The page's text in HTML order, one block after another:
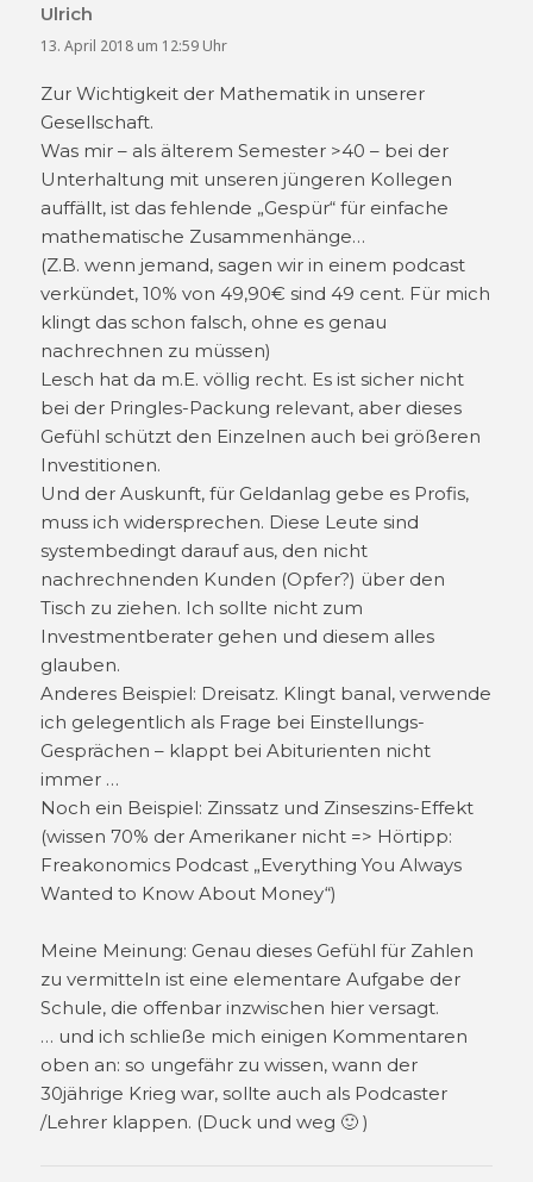
Ulrich
13. April 2018 um 12:59 Uhr
Zur Wichtigkeit der Mathematik in unserer
Gesellschaft.
Was mir – als älterem Semester >40 – bei der
Unterhaltung mit unseren jüngeren Kollegen
auffällt, ist das fehlende „Gespür“ für einfache
mathematische Zusammenhänge…
(Z.B. wenn jemand, sagen wir in einem podcast
verkündet, 10% von 49,90€ sind 49 cent. Für mich
klingt das schon falsch, ohne es genau
nachrechnen zu müssen)
Lesch hat da m.E. völlig recht. Es ist sicher nicht
bei der Pringles-Packung relevant, aber dieses
Gefühl schützt den Einzelnen auch bei größeren
Investitionen.
Und der Auskunft, für Geldanlag gebe es Profis,
muss ich widersprechen. Diese Leute sind
systembedingt darauf aus, den nicht
nachrechnenden Kunden (Opfer?) über den
Tisch zu ziehen. Ich sollte nicht zum
Investmentberater gehen und diesem alles
glauben.
Anderes Beispiel: Dreisatz. Klingt banal, verwende
ich gelegentlich als Frage bei Einstellungs-
Gesprächen – klappt bei Abiturienten nicht
immer …
Noch ein Beispiel: Zinssatz und Zinseszins-Effekt
(wissen 70% der Amerikaner nicht => Hörtipp:
Freakonomics Podcast „Everything You Always
Wanted to Know About Money“)
Meine Meinung: Genau dieses Gefühl für Zahlen
zu vermitteln ist eine elementare Aufgabe der
Schule, die offenbar inzwischen hier versagt.
… und ich schließe mich einigen Kommentaren
oben an: so ungefähr zu wissen, wann der
30jährige Krieg war, sollte auch als Podcaster
/Lehrer klappen. (Duck und weg 🙂 )